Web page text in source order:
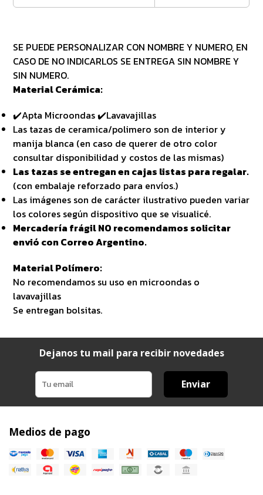
SE PUEDE PERSONALIZAR CON NOMBRE Y NUMERO, EN
CASO DE NO INDICARLOS SE ENTREGA SIN NOMBRE Y
SIN NUMERO.
Material Cerámica:
✔️Apta Microondas ✔️Lavavajillas
Las tazas de ceramica/polimero son de interior y
manija blanca (en caso de querer de otro color
consultar disponibilidad y costos de las mismas)
Las tazas se entregan en cajas listas para regalar.
(con embalaje reforzado para envíos.)
Las imágenes son de carácter ilustrativo pueden variar
los colores según dispositivo que se visualicé.
Mercadería frágil NO recomendamos solicitar
envió con Correo Argentino.
Material Polímero:
No recomendamos su uso en microondas o
lavavajillas
Se entregan bolsitas.
Dejanos tu mail para recibir novedades
Enviar
Medios de pago